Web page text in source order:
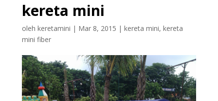
kereta mini
oleh keretamini | Mar 8, 2015 | kereta mini, kereta
mini fiber